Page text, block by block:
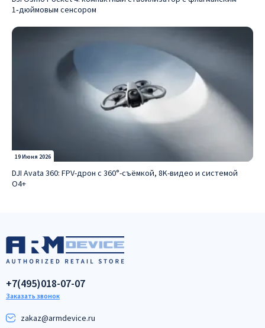
1‑дюймовым сенсором
19 Июня 2026
DJI Avata 360: FPV-дрон с 360°-съёмкой, 8K-видео и системой
O4+
+7(495)018-07-07
Заказать звонок
zakaz@armdeviсe.ru